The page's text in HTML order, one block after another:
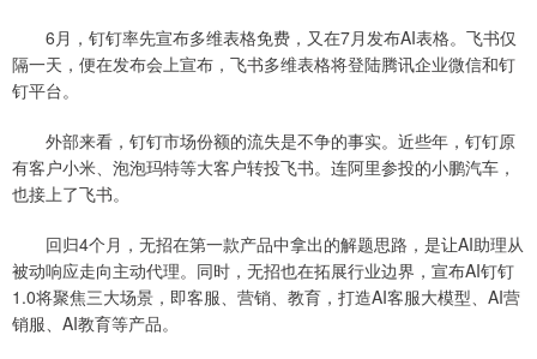
6月，钉钉率先宣布多维表格免费，又在7月发布AI表格。飞书仅
隔一天，便在发布会上宣布，飞书多维表格将登陆腾讯企业微信和钉
钉平台。
外部来看，钉钉市场份额的流失是不争的事实。近些年，钉钉原
有客户小米、泡泡玛特等大客户转投飞书。连阿里参投的小鹏汽车，
也接上了飞书。
回归4个月，无招在第一款产品中拿出的解题思路，是让AI助理从
被动响应走向主动代理。同时，无招也在拓展行业边界，宣布AI钉钉
1.0将聚焦三大场景，即客服、营销、教育，打造AI客服大模型、AI营
销服、AI教育等产品。